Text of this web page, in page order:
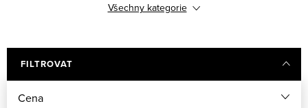
MULTIVIT GLOW PHYTO-RETIN
Všechny kategorie
FILTROVAT
Cena